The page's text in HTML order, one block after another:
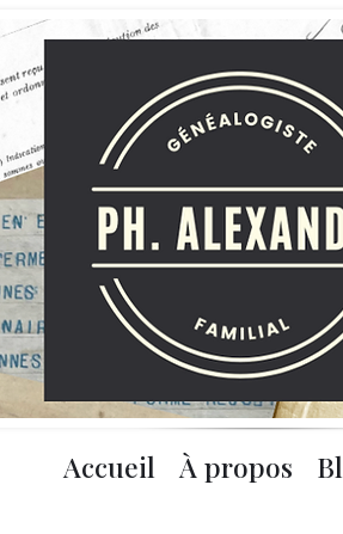
Accueil À propos